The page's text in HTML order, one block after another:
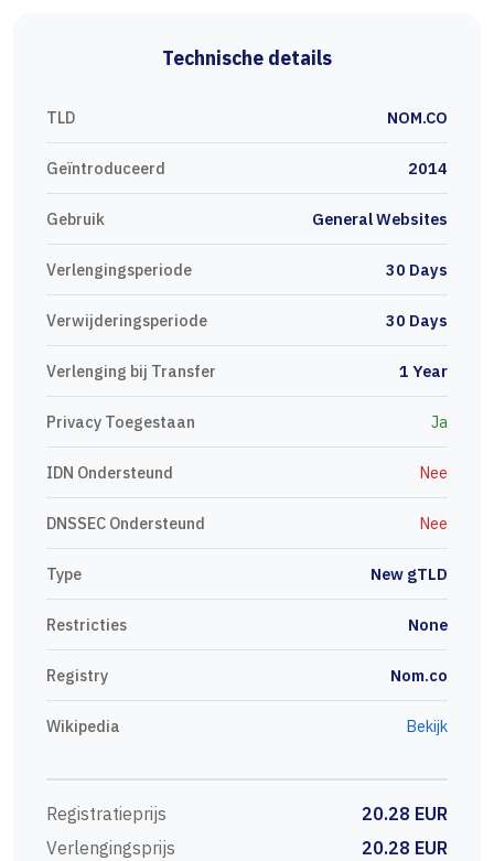
Technische details
TLD NOM.CO
Geïntroduceerd 2014
Gebruik General Websites
Verlengingsperiode 30 Days
Verwijderingsperiode 30 Days
Verlenging bij Transfer 1 Year
Privacy Toegestaan Ja
IDN Ondersteund Nee
DNSSEC Ondersteund Nee
Type New gTLD
Restricties None
Registry Nom.co
Wikipedia Bekijk
Registratieprijs
20.28 EUR
Verlengingsprijs
20.28 EUR